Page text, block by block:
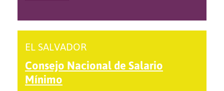
EL SALVADOR
Consejo Nacional de Salario
Mínimo